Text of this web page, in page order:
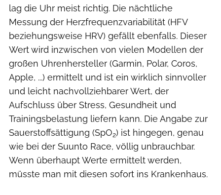
lag die Uhr meist richtig. Die nächtliche
Messung der Herzfrequenzvariabilität (HFV
beziehungsweise HRV) gefällt ebenfalls. Dieser
Wert wird inzwischen von vielen Modellen der
großen Uhrenhersteller (Garmin, Polar, Coros,
Apple, ...) ermittelt und ist ein wirklich sinnvoller
und leicht nachvollziehbarer Wert, der
Aufschluss über Stress, Gesundheit und
Trainingsbelastung liefern kann. Die Angabe zur
Sauerstoffsättigung (SpO2) ist hingegen, genau
wie bei der Suunto Race, völlig unbrauchbar.
Wenn überhaupt Werte ermittelt werden,
müsste man mit diesen sofort ins Krankenhaus.